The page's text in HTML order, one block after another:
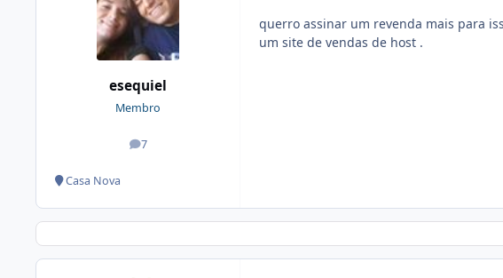
esequiel
Membro
7
posts
Casa Nova
querro assinar um revenda mais para
um site de vendas de host .